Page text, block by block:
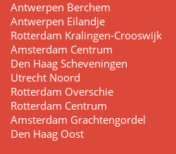
Antwerpen Berchem
Antwerpen Eilandje
Rotterdam Kralingen-Crooswijk
Amsterdam Centrum
Den Haag Scheveningen
Utrecht Noord
Rotterdam Overschie
Rotterdam Centrum
Amsterdam Grachtengordel
Den Haag Oost